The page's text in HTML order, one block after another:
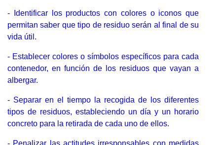
- Identificar los productos con colores o iconos que
permitan saber que tipo de residuo serán al final de su
vida útil.
- Establecer colores o símbolos específicos para cada
contenedor, en función de los residuos que vayan a
albergar.
- Separar en el tiempo la recogida de los diferentes
tipos de residuos, estableciendo un día y un horario
concreto para la retirada de cada uno de ellos.